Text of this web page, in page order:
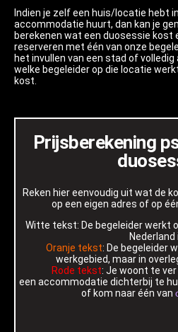
Indien je zelf een huis/locatie hebt
accommodatie huurt, dan kan je
berekenen wat een duosessie kost
reserveren met één van onze
het invullen van een stad of
welke begeleider op die locatie
kost.
Prijsberekening
Reken hier eenvoudig uit wat de
op een eigen adres of op
Witte tekst: De begeleider werkt
Nederland
Oranje tekst: De begeleider
werkgebied, maar in
Rode tekst: Je woont te
een accommodatie dichterbij te
of kom naar één van